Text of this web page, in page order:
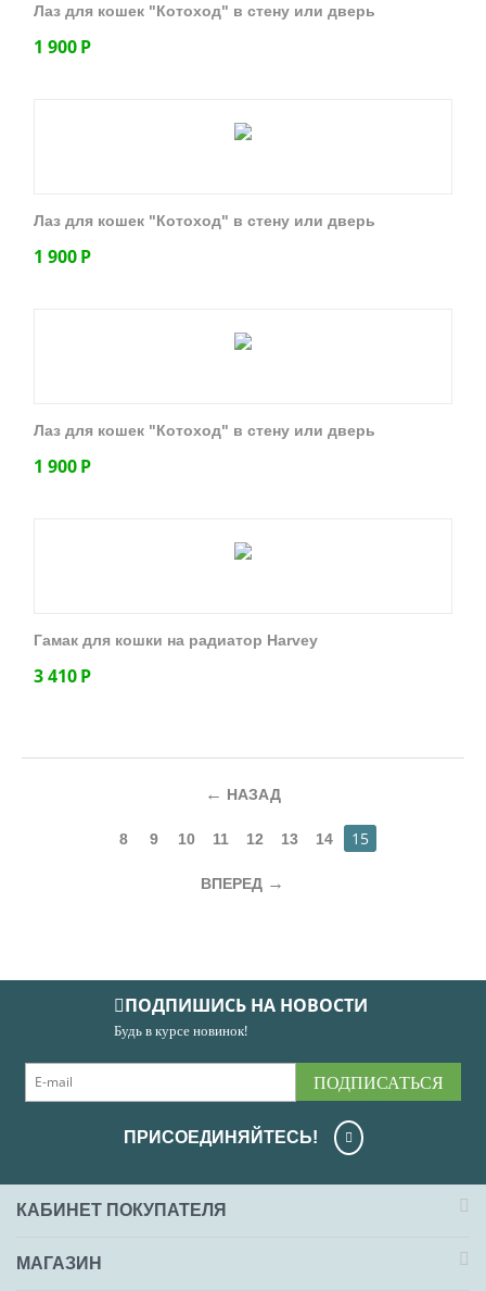
Лаз для кошек "Котоход" в стену или дверь
1 900Р
Лаз для кошек "Котоход" в стену или дверь
1 900Р
Лаз для кошек "Котоход" в стену или дверь
1 900Р
Гамак для кошки на радиатор Harvey
3 410Р
НАЗАД
8 9 10 11 12 13 14 15
ВПЕРЕД
ПОДПИШИСЬ НА НОВОСТИ
Будь в курсе новинок!
ПОДПИСАТЬСЯ
ПРИСОЕДИНЯЙТЕСЬ!
КАБИНЕТ ПОКУПАТЕЛЯ
МАГАЗИН